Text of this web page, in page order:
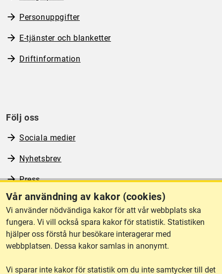
Vår användning av kakor (cookies)
Vi använder nödvändiga kakor för att vår webbplats ska
fungera. Vi vill också spara kakor för statistik. Statistiken
hjälper oss förstå hur besökare interagerar med
webbplatsen. Dessa kakor samlas in anonymt.
Vi sparar inte kakor för statistik om du inte samtycker till det
Personuppgifter
E-tjänster och blanketter
Driftinformation
Följ oss
Sociala medier
Nyhetsbrev
Press
RSS
Om webbplatsen
Tillgänglighet